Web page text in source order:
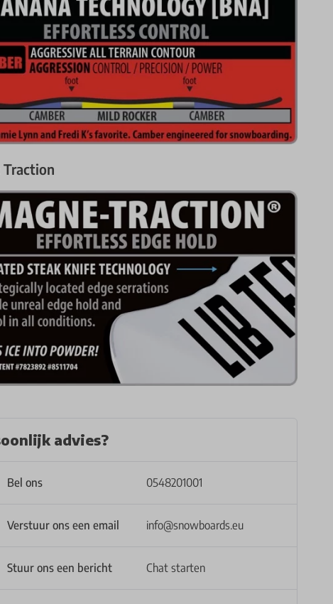
Traction
advies?
Bel ons 0548201001
Verstuur ons een email info@snowboards.eu
Stuur ons een bericht Chat starten